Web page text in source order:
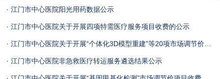
· 江门市中心医院阳光用药数据公示
· 江门市中心医院关于开展四项特需医疗服务项目收费的公示
· 江门市中心医院非急救医疗转运服务遴选结果公示